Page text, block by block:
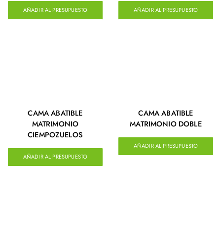
AÑADIR AL PRESUPUESTO AÑADIR AL PRESUPUESTO
CAMA ABATIBLE
MATRIMONIO
CIEMPOZUELOS
AÑADIR AL PRESUPUESTO
CAMA ABATIBLE
MATRIMONIO DOBLE
AÑADIR AL PRESUPUESTO